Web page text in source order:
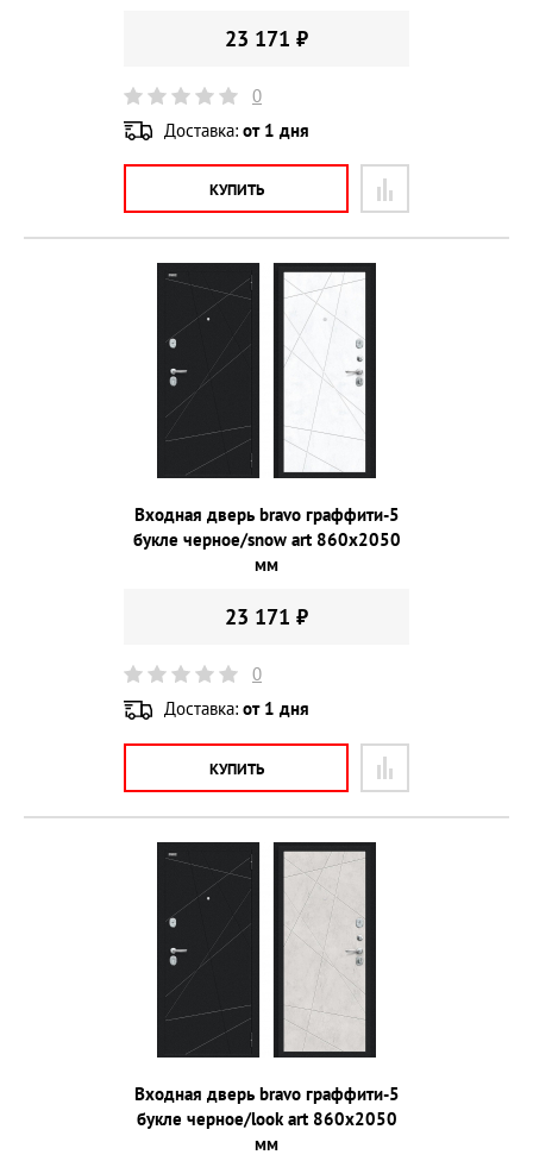
23 171 ₽
0
Доставка: от 1 дня
КУПИТЬ
Входная дверь bravo граффити-5
букле черное/snow art 860х2050
мм
23 171 ₽
0
Доставка: от 1 дня
КУПИТЬ
Входная дверь bravo граффити-5
букле черное/look art 860х2050
мм